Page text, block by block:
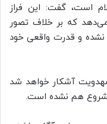
است، گفت: این فراز
که بر خلاف تصور
نشده و قدرت واقعی خود
آشکار خواهد شد
شروع هم نشده است.